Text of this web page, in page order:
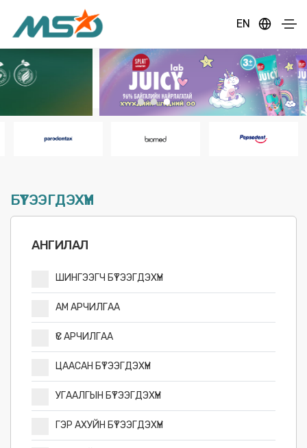
EN
БҮТЭЭГДЭХҮҮН
АНГИЛАЛ
ШИНГЭЭГЧ БҮТЭЭГДЭХҮҮН
АМ АРЧИЛГАА
ҮС АРЧИЛГАА
ЦААСАН БҮТЭЭГДЭХҮҮН
УГААЛГЫН БҮТЭЭГДЭХҮҮН
ГЭР АХУЙН БҮТЭЭГДЭХҮҮН